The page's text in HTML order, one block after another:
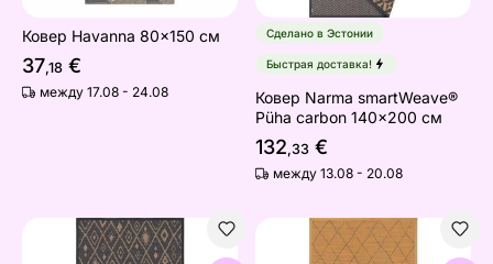
Ковер Havanna 80x150 см
37,18 €
между 17.08 - 24.08
Сделано в Эстонии
Быстрая доставка!
Ковер Narma smartWeave®
Püha carbon 140x200 см
132,33 €
между 13.08 - 20.08
Ковер Narma smartWeave® Mui carbon 140x200 см
Narma smartWeave®